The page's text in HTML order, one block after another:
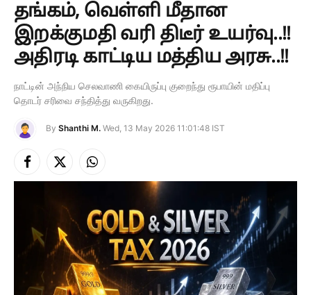
தங்கம், வெள்ளி மீதான
இறக்குமதி வரி திடீர் உயர்வு..!!
அதிரடி காட்டிய மத்திய அரசு..!!
நாட்டின் அந்நிய செலவாணி கையிருப்பு குறைந்து ரூபாயின் மதிப்பு
தொடர் சரிவை சந்தித்து வருகிறது.
By Shanthi M. Wed, 13 May 2026 11:01:48 IST
Facebook
X
(Twitter)
Instagram